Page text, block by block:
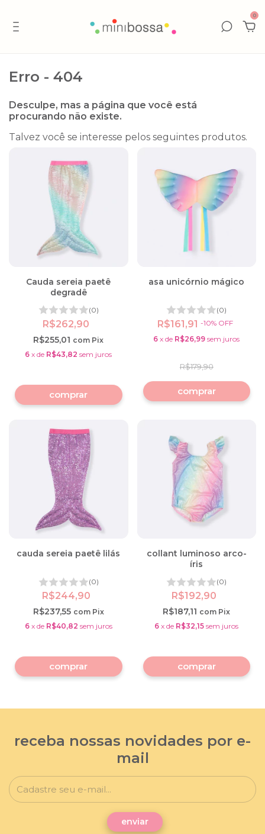
0
Erro - 404
Desculpe, mas a página que você está
procurando não existe.
Talvez você se interesse pelos seguintes produtos.
Cauda sereia paetê
degradê
(0)
R$262,90
R$255,01 com Pix
6 xde R$43,82 sem juros
comprar
asa unicórnio mágico
(0)
R$161,91-10% OFF
R$179,90
6 xde R$26,99 sem juros
cauda sereia paetê lilás
(0)
R$244,90
R$237,55 com Pix
6 x de R$40,82 sem juros
comprar
collant luminoso arco-
íris
(0)
R$192,90
R$187,11 com Pix
6 xde R$32,15 sem juros
comprar
receba nossas novidades por e-
mail